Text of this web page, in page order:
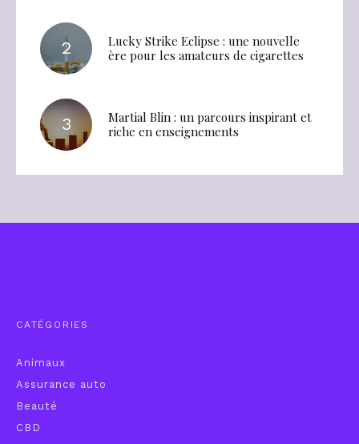
Lucky Strike Eclipse : une nouvelle
ère pour les amateurs de cigarettes
Martial Blin : un parcours inspirant et
riche en enseignements
CATÉGORIES
Animaux
Assurance auto
Beauté
CBD